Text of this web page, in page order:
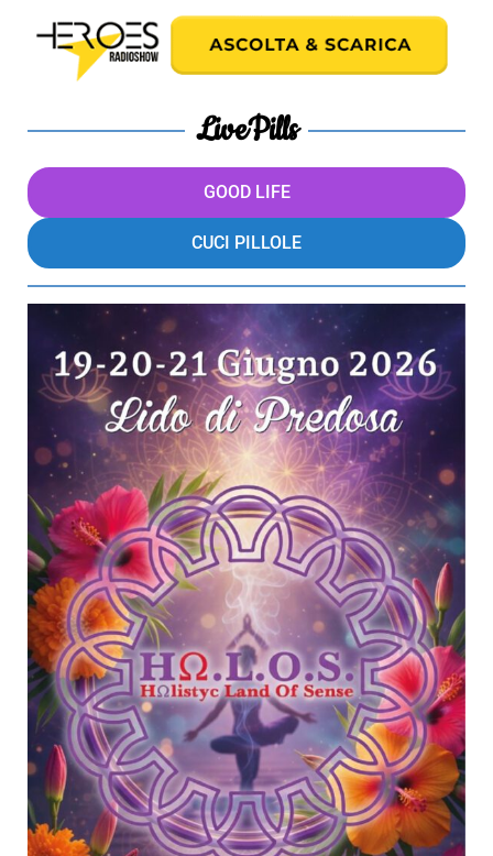
LivePills
GOOD LIFE
CUCI PILLOLE